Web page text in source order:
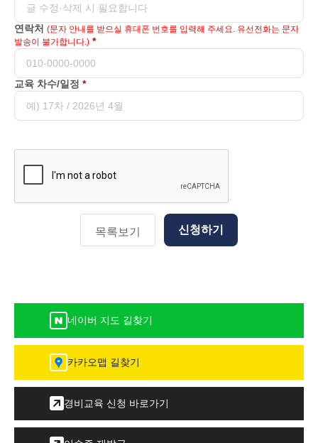
2. 개인정보의 수집 및 이용목적
3. 개인정보의 보유 및 이용기간
4. 개인정보의 파기절차 및 방법
6. 수집한 개인정보의 위탁
7. 이용자 및 법정대리인의 권리와 그 행사방법
8. 개인정보 자동수집 장치의 설치, 운영 및 그 거부에 관한
10. 기타
11. 고지의 의무
연락처 (문자 안내를 받으실 휴대폰 번호를 입력해 주세요. 유선전화는 문자
발송이 불가합니다.)
교육 차수/일정
목록보기 신청하기
네이버 지도 길찾기
카카오맵 길찾기
경비교육 신청 바로가기